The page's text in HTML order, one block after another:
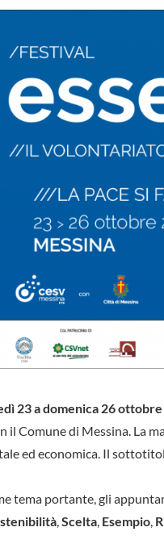
23 a domenica 26 ottobre
il Comune di Messina. La
ed economica. Il
tema portante, gli
,Scelta, Esempio,